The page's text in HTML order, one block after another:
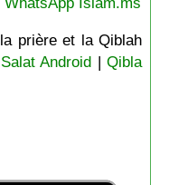
prière et la Qiblah
Android |Qibla